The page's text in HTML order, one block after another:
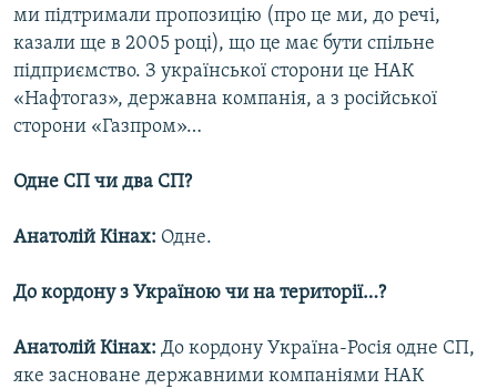
ми підтримали пропозицію (про це ми, до речі,
казали ще в 2005 році), що це має бути спільне
підприємство. З української сторони це НАК
«Нафтогаз», державна компанія, а з російської
сторони «Газпром»…
Одне СП чи два СП?
Анатолій Кінах: Одне.
До кордону з Україною чи на території…?
Анатолій Кінах: До кордону Україна-Росія одне СП,
яке засноване державними компаніями НАК